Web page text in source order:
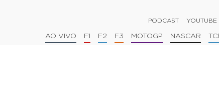
PODCAST YOUTUBE
AO VIVO F1 F2 F3 MOTOGP NASCAR